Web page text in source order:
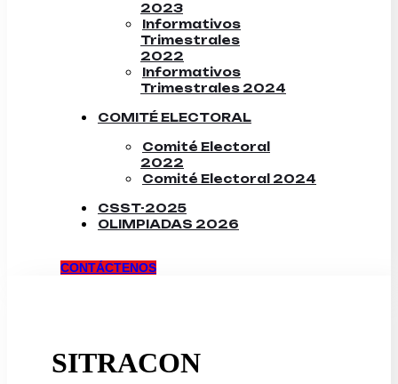
2023
Informativos
Trimestrales
2022
Informativos
Trimestrales 2024
COMITÉ ELECTORAL
Comité Electoral
2022
Comité Electoral 2024
CSST-2025
OLIMPIADAS 2026
CONTÁCTENOS
SITRACON